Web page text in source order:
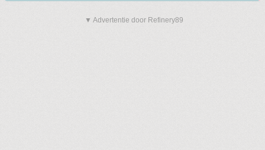
▼ Advertentie door Refinery89